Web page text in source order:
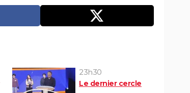
23h30
Le dernier cercle